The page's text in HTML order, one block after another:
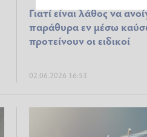
Γιατί είναι λάθος να
παράθυρα εν μέσω
προτείνουν οι ειδικοί
02.06.2026 16:53